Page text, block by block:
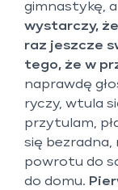
gimnastykę,
wystarczy,
raz jeszcze
tego, że w
naprawdę
ryczy, wtula
przytulam,
się bezradna,
powrotu do
do domu.